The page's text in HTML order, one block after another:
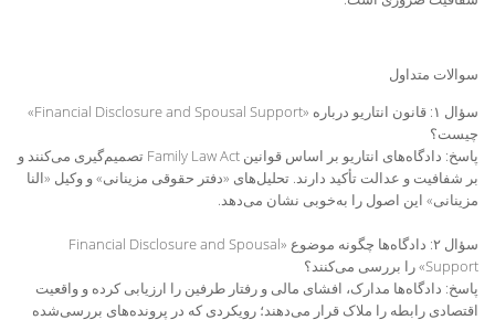
سوالات متداول
سؤال ۱: قانون انتاریو درباره «Financial Disclosure and Spousal Support»
چیست؟
پاسخ: دادگاه‌های انتاریو بر اساس قوانین Family Law Act تصمیم‌گیری می‌کنند و
بر شفافیت و عدالت تأکید دارند. تحلیل‌های «دفتر حقوقی مزینانی» و وکیل «النا
مزینانی» این اصول را به‌خوبی نشان می‌دهد.
سؤال ۲: دادگاه‌ها چگونه موضوع «Financial Disclosure and Spousal
Support» را بررسی می‌کنند؟
پاسخ: دادگاه‌ها مدارک، افشای مالی و رفتار طرفین را ارزیابی کرده و واقعیت
اقتصادی رابطه را ملاک قرار می‌دهند؛ رویکردی که در پرونده‌های بررسی‌شده